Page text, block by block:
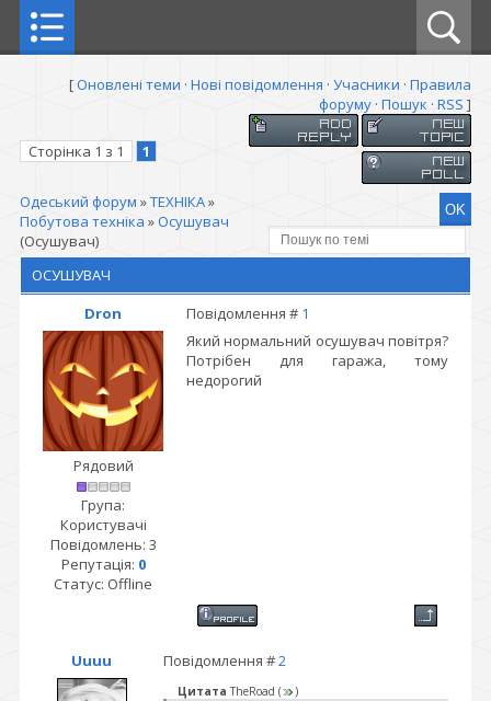
[Оновлені теми · Нові повідомлення · Учасники · Правила
форуму · Пошук · RSS ]
Сторінка 1 з 1 1
Одеський форум »ТЕХНІКА»
Побутова техніка »Осушувач
(Осушувач)
ОСУШУВАЧ
Dron
Повідомлення # 1
Рядовий
Група:
Користувачі
Повідомлень: 3
Репутація: 0
Статус: Offline
Який нормальний осушувач повітря?
Потрібен для гаража, тому
недорогий
Uuuu Повідомлення #2
Цитата TheRoad ( )